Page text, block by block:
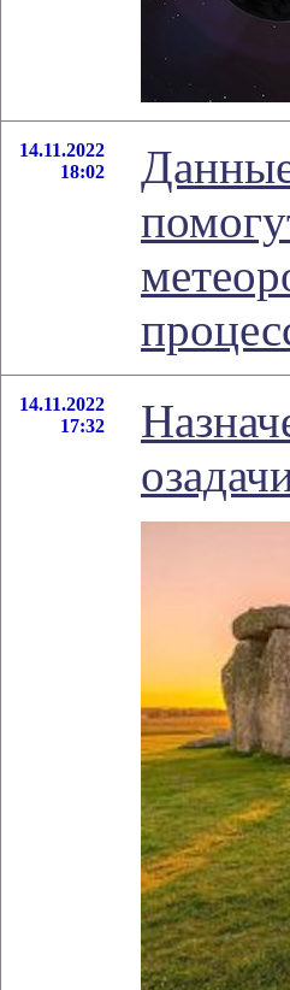
14.11.2022
18:02
14.11.2022
17:32